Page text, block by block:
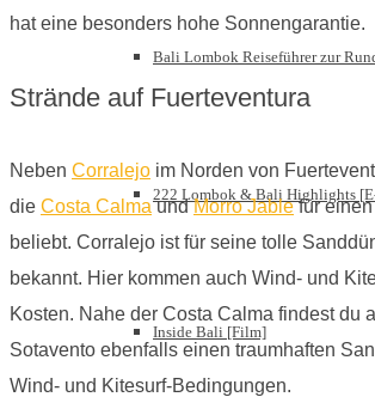
Bali Lombok Reiseführer zur
222 Lombok & Bali Highlights
Inside Bali [Film]
hat eine besonders hohe Sonnengarantie.
Strände auf Fuerteventura
Neben Corralejo im Norden von
die Costa CalmaundMorro Jablefür einen
beliebt. Corralejo ist für seine tolle
bekannt. Hier kommen auch Wind- und
Kosten. Nahe der Costa Calma findest du
Sotavento ebenfalls einen traumhaften
Wind- und Kitesurf-Bedingungen.